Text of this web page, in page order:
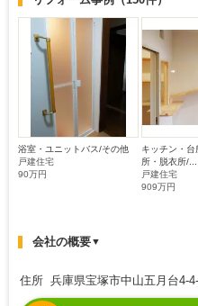
浴室・ユニットバス/その他
戸建住宅
90万円
キッチン・
所・脱衣所/...
戸建住宅
909万円
会社の概要▼
住所 兵庫県宝塚市中山五月台4-